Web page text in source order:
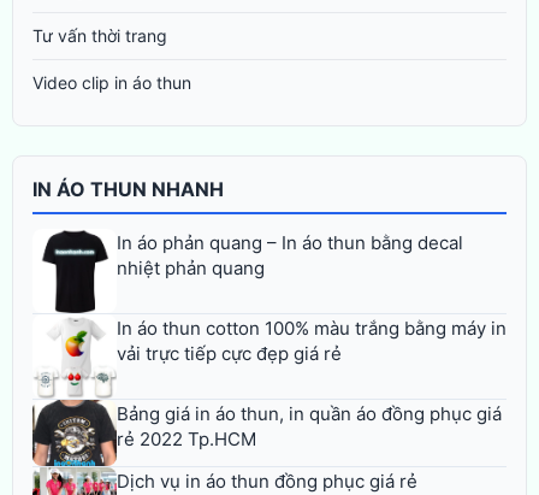
Tư vấn thời trang
Video clip in áo thun
IN ÁO THUN NHANH
In áo phản quang – In áo thun bằng decal
nhiệt phản quang
In áo thun cotton 100% màu trắng bằng máy in
vải trực tiếp cực đẹp giá rẻ
Bảng giá in áo thun, in quần áo đồng phục giá
rẻ 2022 Tp.HCM
Dịch vụ in áo thun đồng phục giá rẻ